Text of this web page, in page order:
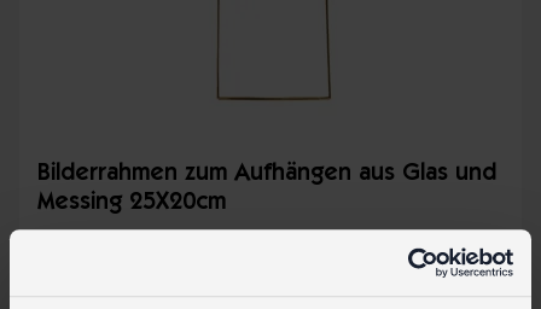
Bilderrahmen zum Aufhängen aus Glas und
Messing 25X20cm
Code: 27203